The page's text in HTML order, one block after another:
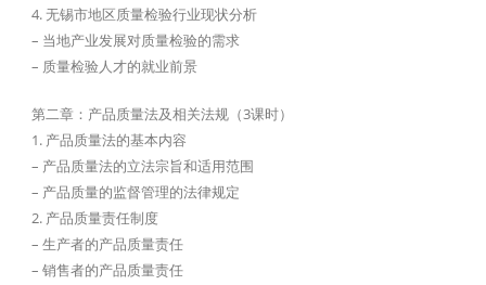
4. 无锡市地区质量检验行业现状分析
– 当地产业发展对质量检验的需求
– 质量检验人才的就业前景
第二章：产品质量法及相关法规（3课时）
1. 产品质量法的基本内容
– 产品质量法的立法宗旨和适用范围
– 产品质量的监督管理的法律规定
2. 产品质量责任制度
– 生产者的产品质量责任
– 销售者的产品质量责任